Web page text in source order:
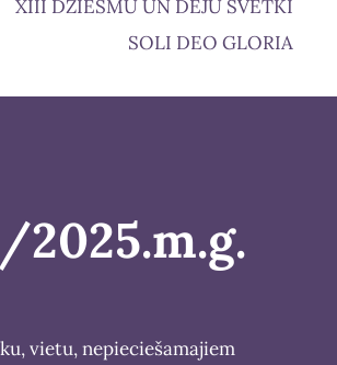
XIII DZIESMU UN DEJU SVĒTKI
SOLI DEO GLORIA
vietu, nepieciešamajiem